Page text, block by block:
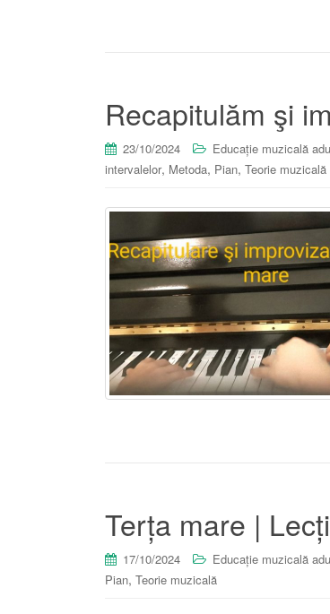
Recapitulăm şi
23/10/2024 Educație muzicală
intervalelor, Metoda, Pian, Teorie muzicală
Terța mare |
17/10/2024 Educație muzicală
Pian, Teorie muzicală